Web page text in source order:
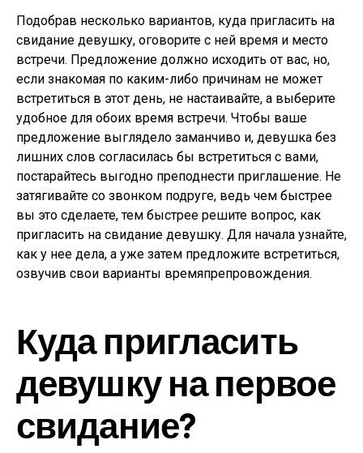
Подобрав несколько вариантов, куда пригласить на
свидание девушку, оговорите с ней время и место
встречи. Предложение должно исходить от вас, но,
если знакомая по каким-либо причинам не может
встретиться в этот день, не настаивайте, а выберите
удобное для обоих время встречи. Чтобы ваше
предложение выглядело заманчиво и, девушка без
лишних слов согласилась бы встретиться с вами,
постарайтесь выгодно преподнести приглашение. Не
затягивайте со звонком подруге, ведь чем быстрее
вы это сделаете, тем быстрее решите вопрос, как
пригласить на свидание девушку. Для начала узнайте,
как у нее дела, а уже затем предложите встретиться,
озвучив свои варианты времяпрепровождения.
Куда пригласить
девушку на первое
свидание?